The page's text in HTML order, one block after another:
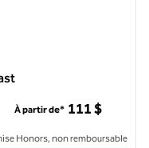
À partir de* 111 $
Honors, non remboursable